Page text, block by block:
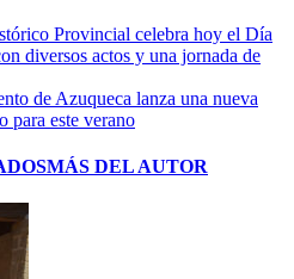
Provincial celebra hoy el Día
diversos actos y una jornada de
de Azuqueca lanza una nueva
para este verano
MÁS DEL AUTOR